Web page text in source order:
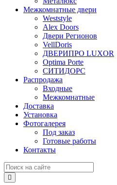
Межкомнатные двери
Weststyle
Alex Doors
Двери Регионов
VellDoris
ДВЕРИПРО LUXOR
Optima Porte
СИТИДОРС
Распродажа
Входные
Межкомнатные
Доставка
Установка
Фотогалерея
Под заказ
Готовые работы
Контакты